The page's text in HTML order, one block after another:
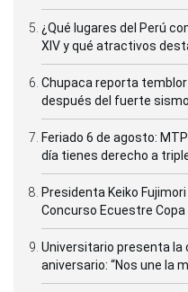
¿Qué lugares del Perú
XIV y qué atractivos
Chupaca reporta
después del fuerte
Feriado 6 de agosto:
día tienes derecho a
Presidenta Keiko
Concurso Ecuestre Copa
Universitario presenta la
aniversario: “Nos une la